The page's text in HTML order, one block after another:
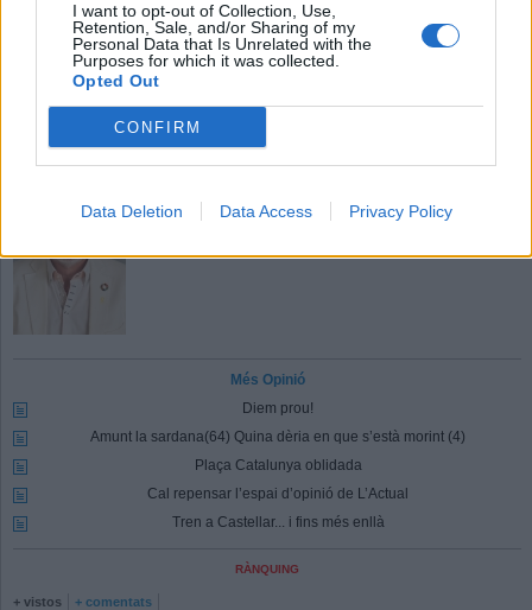
I want to opt-out of Collection, Use,
Retention, Sale, and/or Sharing of my
Personal Data that Is Unrelated with the
Purposes for which it was collected.
Opted Out
CONFIRM
Data Deletion Data Access Privacy Policy
Comentaris
Identificar-me.Per escriure un comentari has d'identificar-te com a usuari de
Lactual.cat
Registrar-meSi encara no ets usuari de Lactual.cat, registra't ara.
Joan Juni Ramon- Portaveu del grup municipal de Junts per Castellar
Més Opinió
Diem prou!
Amunt la sardana(64) Quina dèria en que s’està morint (4)
Plaça Catalunya oblidada
Cal repensar l’espai d’opinió de L’Actual
Tren a Castellar... i fins més enllà
RÀNQUING
+ vistos + comentats